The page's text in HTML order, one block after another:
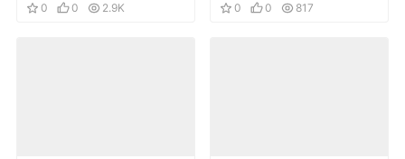
0
0 2.9K
ック
0
0 817